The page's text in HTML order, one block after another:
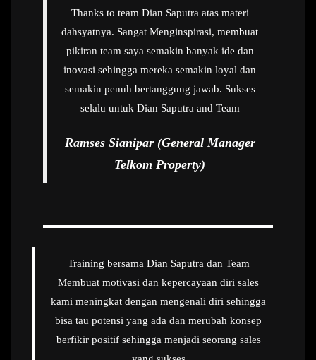
Thanks to team Dian Saputra atas materi
dahsyatnya. Sangat Menginspirasi, membuat
pikiran team saya semakin banyak ide dan
inovasi sehingga mereka semakin loyal dan
semakin penuh bertanggung jawab. Sukses
selalu untuk Dian Saputra and Team
Ramses Sianipar (General Manager
Telkom Property)
Training bersama Dian Saputra dan Team
Membuat motivasi dan kepercayaan diri sales
kami meningkat dengan mengenali diri sehingga
bisa tau potensi yang ada dan merubah konsep
berfikir positif sehingga menjadi seorang sales